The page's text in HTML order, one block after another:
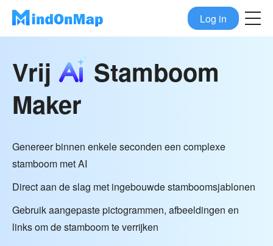
Log in
Vrij
Stamboom
Maker
Genereer binnen enkele seconden een complexe
stamboom met AI
Direct aan de slag met ingebouwde stamboomsjablonen
Gebruik aangepaste pictogrammen, afbeeldingen en
links om de stamboom te verrijken